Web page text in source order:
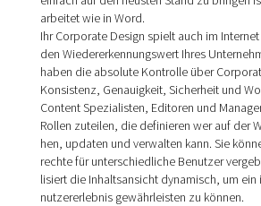
arbeitet wie in Word.
Ihr Corporate Design spielt auch im
den Wiedererkennungswert Ihres
haben die absolute Kontrolle über
Konsistenz, Genauigkeit, Sicherheit und
Content Spezialisten, Editoren und
Rollen zuteilen, die definieren wer auf der
hen, updaten und verwalten kann. Sie
rechte für unterschiedliche Benutzer
lisiert die Inhaltsansicht dynamisch, um
nut­zererlebnis gewährleisten zu können.